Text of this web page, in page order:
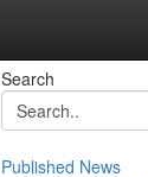
Search
Published News